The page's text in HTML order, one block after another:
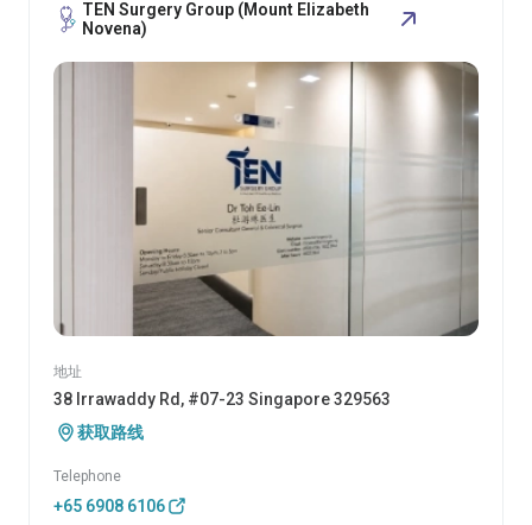
TEN Surgery Group (Mount Elizabeth
Novena)
地址
38 Irrawaddy Rd, #07-23 Singapore 329563
获取路线
Telephone
+65 6908 6106